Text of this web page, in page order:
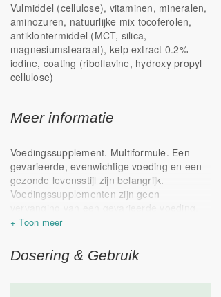
Foliumzuur als folaat
Bevat PABA en inositol
Selenium uit natriumseleniet en
seleniummethionine
Vulmiddel (cellulose), vitaminen, mineralen,
aminozuren, natuurlijke mix tocoferolen,
antiklontermiddel (MCT, silica,
magnesiumstearaat), kelp extract 0.2%
iodine, coating (riboflavine, hydroxy propyl
cellulose)
Meer informatie
Voedingssupplement. Multiformule. Een
gevarieerde, evenwichtige voeding en een
gezonde levensstijl zijn belangrijk.
Voedingssupplementen zijn geen
Koel, droog, donker en buiten het bereik
Nederland. Dit product bevat een
droogzakje (silica) wat niet geschikt is voor
Dosering & Gebruik